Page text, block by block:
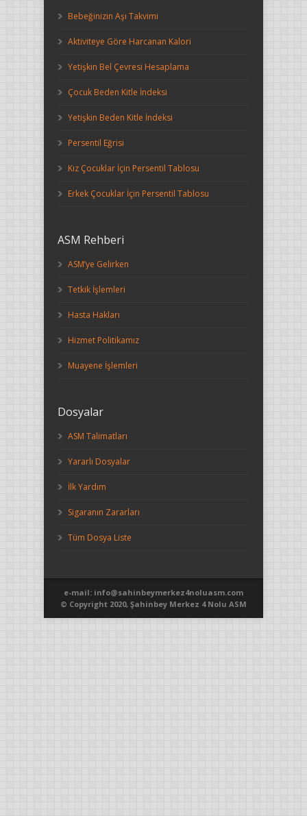
Bebeğinizin Aşı Takvimi
Aktiviteye Göre Harcanan Kalori
Yetişkin Bel Çevresi Hesaplama
Çocuk Beden Kitle İndeksi
Yetişkin Beden Kitle İndeksi
Persentil Eğrisi
Kız Çocuklar İçin Persentil Tablosu
Erkek Çocuklar İçin Persentil Tablosu
ASM Rehberi
ASM’ye Gelirken
Tetkik İşlemleri
Hasta Hakları
Hizmet Politikamız
Muayene İşlemleri
Dosyalar
ASM Talimatları
Yararlı Dosyalar
İlk Yardım
Sigaranın Zararları
Tüm Dosya Liste
e-mail: info@sahinbeymerkez4noluasm.com
© Copyright 2020, Şahinbey Merkez 4 Nolu ASM